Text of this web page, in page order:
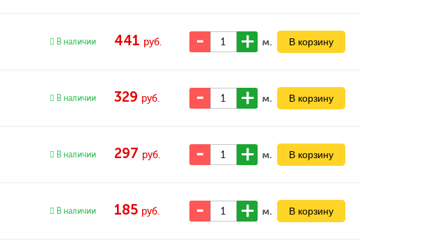
В наличии 441 руб. м.
В наличии 329 руб. м.
В наличии 297 руб. м.
В наличии 185 руб. м.